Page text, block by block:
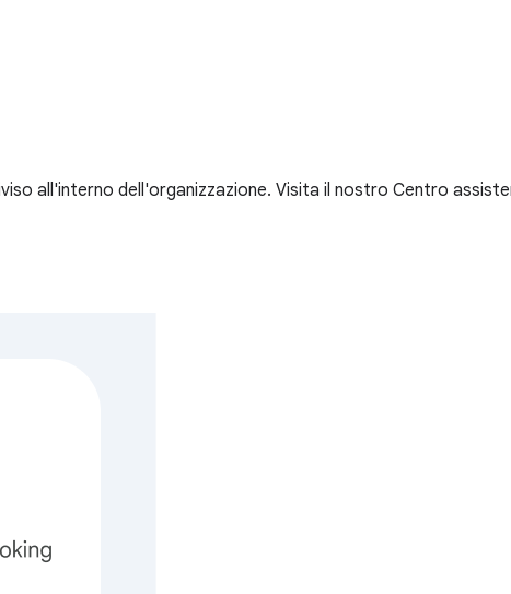
all'interno dell'organizzazione. Visita il nostro Centro